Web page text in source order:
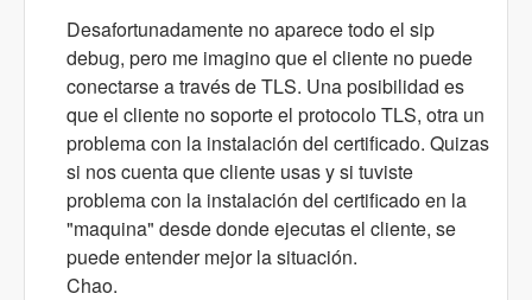
Desafortunadamente no aparece todo el sip
debug, pero me imagino que el cliente no puede
conectarse a través de TLS. Una posibilidad es
que el cliente no soporte el protocolo TLS, otra un
problema con la instalación del certificado. Quizas
si nos cuenta que cliente usas y si tuviste
problema con la instalación del certificado en la
"maquina" desde donde ejecutas el cliente, se
puede entender mejor la situación.
Chao.